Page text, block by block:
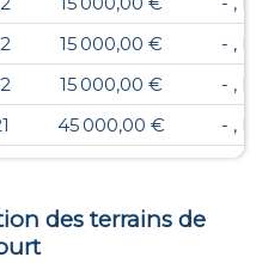
15 000,00 €
- ,
15 000,00 €
- ,
45 000,00 € - ,
des terrains de